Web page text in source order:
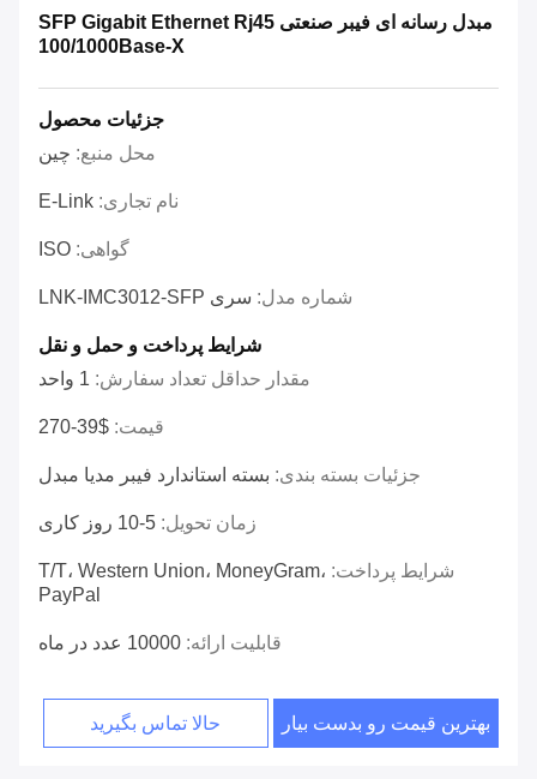
مبدل رسانه ای فیبر صنعتی SFP Gigabit Ethernet Rj45
100/1000Base-X
جزئیات محصول
محل منبع: چین
نام تجاری: E-Link
گواهی: ISO
شماره مدل: سری LNK-IMC3012-SFP
شرایط پرداخت و حمل و نقل
مقدار حداقل تعداد سفارش: 1 واحد
قیمت: $39-270
جزئیات بسته بندی: بسته استاندارد فیبر مدیا مبدل
زمان تحویل: 5-10 روز کاری
شرایط پرداخت: T/T، Western Union، MoneyGram،
PayPal
قابلیت ارائه: 10000 عدد در ماه
بهترین قیمت رو بدست بیار حالا تماس بگیرید